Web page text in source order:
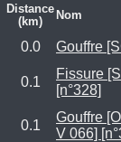
Distance
(km)
Nom
0.0 Gouffre
0.1
Fissure
[n°328]
0.1
Gouffre
V 066]